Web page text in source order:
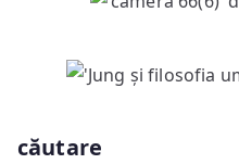
căutare